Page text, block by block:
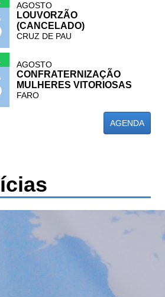
AGOSTO
LOUVORZÃO
(CANCELADO)
CRUZ DE PAU
AGOSTO
CONFRATERNIZAÇÃO
MULHERES VITORIOSAS
FARO
AGENDA